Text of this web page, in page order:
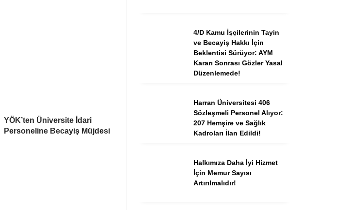
YÖK’ten Üniversite İdari
Personeline Becayiş Müjdesi
4/D Kamu İşçilerinin Tayin
ve Becayiş Hakkı İçin
Beklentisi Sürüyor: AYM
Kararı Sonrası Gözler Yasal
Düzenlemede!
Harran Üniversitesi 406
Sözleşmeli Personel Alıyor:
207 Hemşire ve Sağlık
Kadroları İlan Edildi!
Halkımıza Daha İyi Hizmet
İçin Memur Sayısı
Artırılmalıdır!